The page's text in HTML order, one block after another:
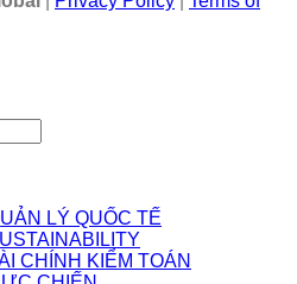
LÝ QUỐC TẾ
CHÍNH KIỂM TOÁN